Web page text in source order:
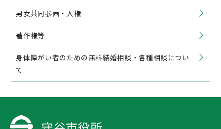
男女共同参画・人権
著作権等
身体障がい者のための無料結婚相談・各種相談につい
て